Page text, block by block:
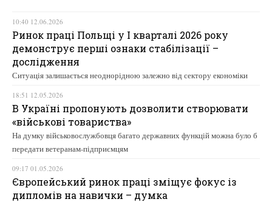
10:40 12.06.2026
Ринок праці Польщі у І кварталі 2026 року
демонструє перші ознаки стабілізації –
дослідження
Ситуація залишається неоднорідною залежно від сектору економіки
18:51 12.05.2026
В Україні пропонують дозволити створювати
«військові товариства»
На думку військовослужбовця багато державних функцій можна було б
передати ветеранам-підприємцям
09:17 01.05.2026
Європейський ринок праці зміщує фокус із
дипломів на навички – думка